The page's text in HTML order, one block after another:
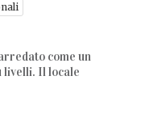
come un
livelli. Il locale